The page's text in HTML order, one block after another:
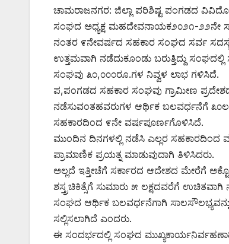
ಚಾಮರಾಜನಗರ: ಜಿಲ್ಲಾ ಪರಿಶಿಷ್ಟ ಪಂಗಡದ
ಸಂಘದ ಅಧ್ಯಕ್ಷ ಮಹದೇವನಾಯಕ೨೦೨೧-೨೨ನೇ
ನಂತರ ೯ನೇವರ್ಷದ ಸಹಕಾರ ಸಂಘದ ಸರ್ವ
ಉತ್ತಮವಾಗಿ ನಡೆದುಕೂಂಡು ಬರುತ್ತಿದ್ದು ಸಂಘದಲ್ಲಿ
ಸಂಘವು ೩೦,೦೦೦ರೂ.ಗಳ ನಿವ್ವಳ ಲಾಭ ಗಳಿಸಿದೆ.
ಪ,ಪಂಗಡದ ಸಹಕಾರ ಸಂಘವು ಗ್ರಾಮೀಣ
ನಡೆಸುವಂತಹವರುಗಳ ಆರ್ಥಿಕ ಬಲವರ್ಧನೆಗೆ
ಸಹಕಾರದಿಂದ ೯ನೇ ವರ್ಷಪೂರ್ಣಗೊಳಿಸಿದೆ.
ಮುಂದಿನ ದಿನಗಳಲ್ಲಿ ನಡೆಸಿ ಎಲ್ಲರ ಸಹಕಾರದಿಂದ
ಪ್ರಾಮಾಣಿಕ ಪ್ರಯತ್ನ ಮಾಡುವುದಾಗಿ ತಿಳಿಸಿದರು.
ಅಲ್ಲದೆ ಇತ್ತೀಚೆಗೆ ಸರ್ಕಾರದ ಆದೇಶದ ಮೇರೆಗೆ
ಶಸ್ತ್ರಚಿಕಿತ್ಸೆಗೆ ಸುಮಾರು ೫ ಲಕ್ಷದವರೆಗೆ
ಸಂಘದ ಆರ್ಥಿಕ ಬಲವರ್ಧನೆಗಾಗಿ ಸಾಲಸೌಲಭ್ಯವನ್ನು
ಸಲ್ಲಿಸಲಾಗಿದೆ ಎಂದರು.
ಈ ಸಂದರ್ಭದಲ್ಲಿ ಸಂಘದ